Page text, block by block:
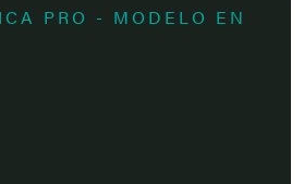
PRO - MODELO EN